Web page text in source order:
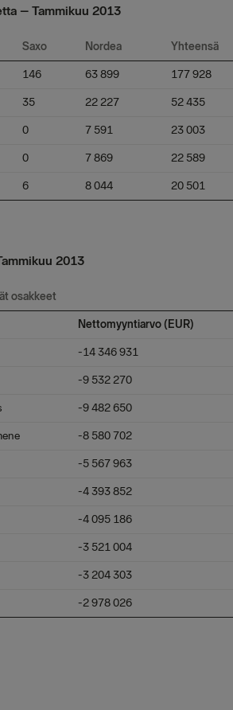
– Tammikuu 2013
Saxo Nordea Yhteensä
146 63 899 177 928
35 22 227 52 435
0 7 591 23 003
0 7 869 22 589
6 8 044 20 501
2013
osakkeet
Nettomyyntiarvo (EUR)
-14 346 931
-9 532 270
-9 482 650
-8 580 702
-5 567 963
-4 393 852
-4 095 186
-3 521 004
-3 204 303
-2 978 026